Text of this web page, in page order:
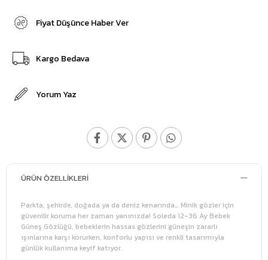
Fiyat Düşünce Haber Ver
Kargo Bedava
Yorum Yaz
ÜRÜN ÖZELLIKLERI
Parkta, şehirde, doğada ya da deniz kenarında… Minik gözler için
güvenilir koruma her zaman yanınızda! Soleda 12-36 Ay Bebek
Güneş Gözlüğü, bebeklerin hassas gözlerini güneşin zararlı
ışınlarına karşı korurken, konforlu yapısı ve renkli tasarımıyla
günlük kullanıma keyif katıyor.